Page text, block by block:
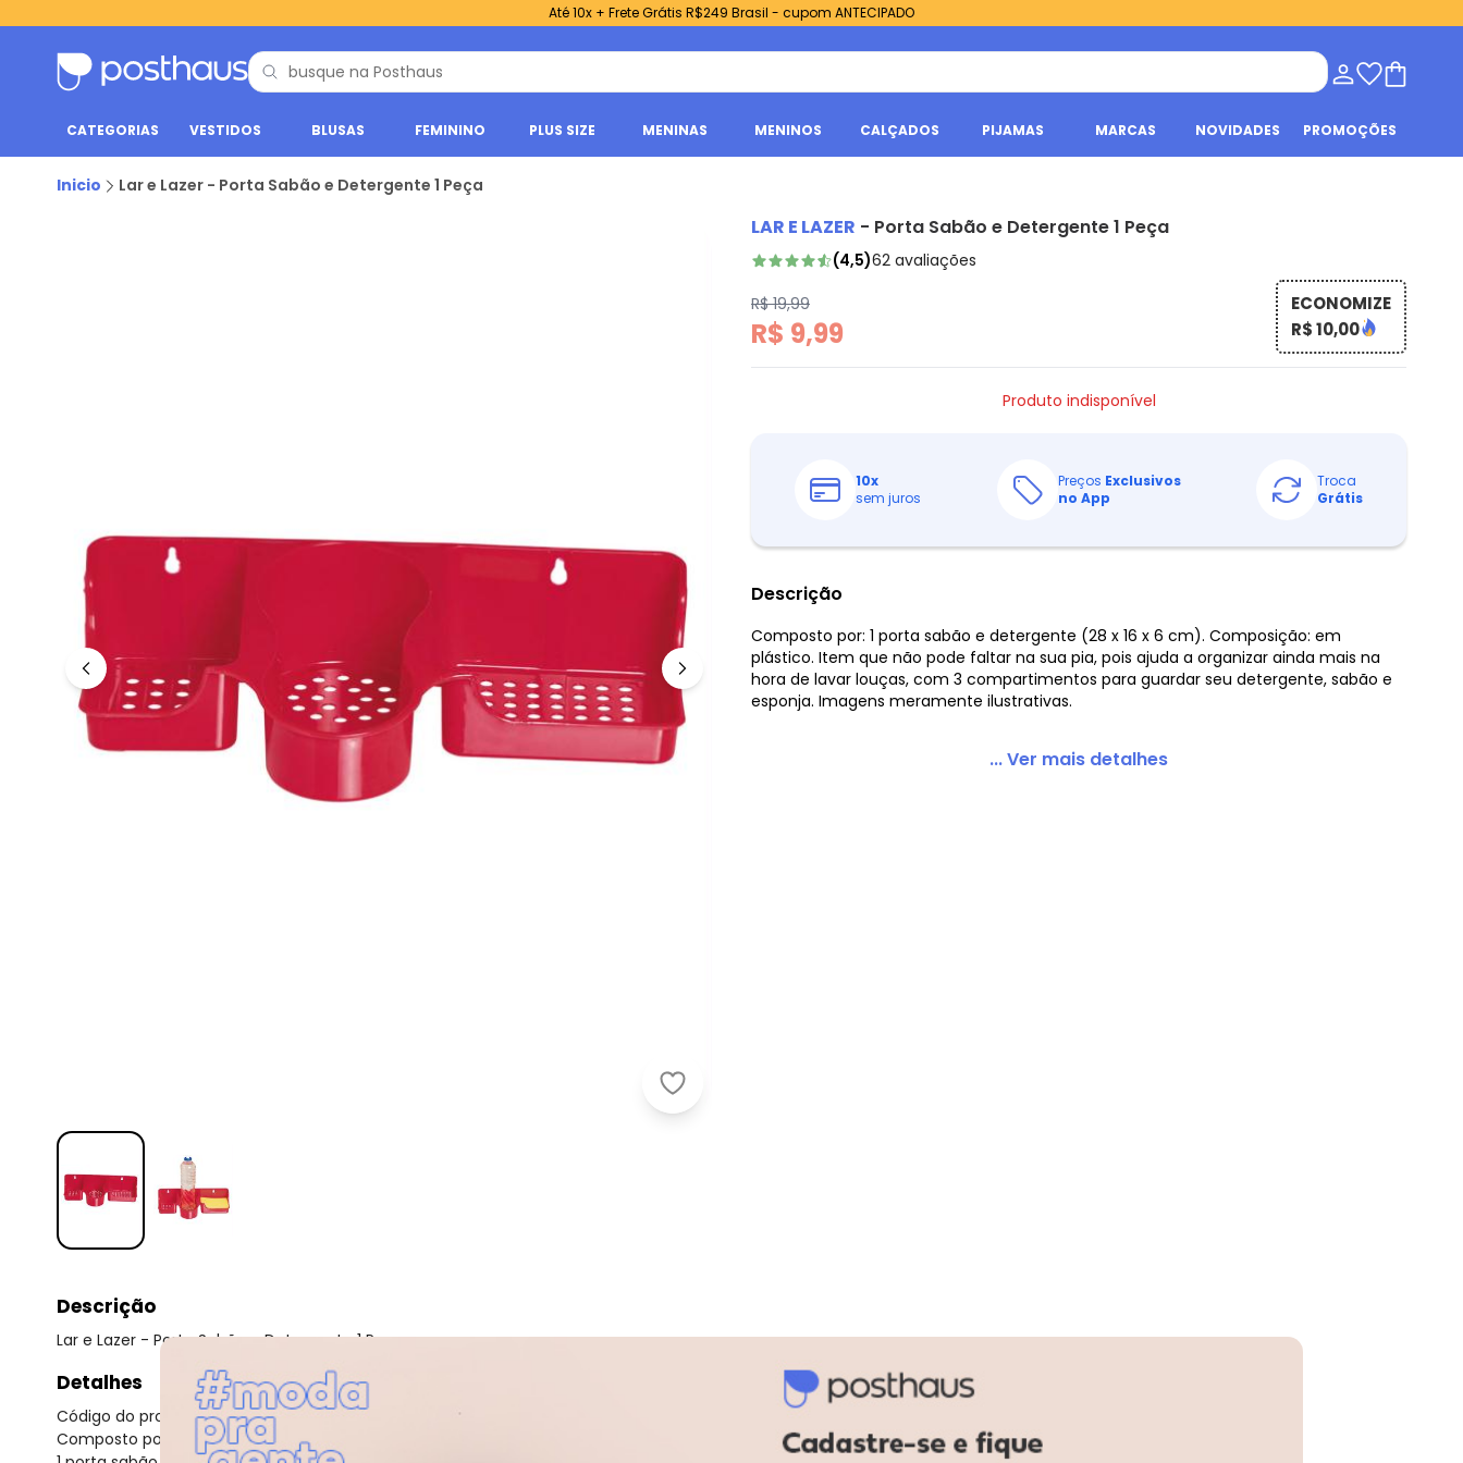
Até 10x + Frete Grátis R$249 Brasil - cupom ANTECIPADO
CATEGORIAS VESTIDOS BLUSAS FEMININO PLUS SIZE MENINAS MENINOS CALÇADOS PIJAMAS MARCAS NOVIDADES PROMOÇÕES
Inicio Lar e Lazer - Porta Sabão e Detergente 1 Peça
Lar e Lazer - Porta Sabão e Detergente 1 Peça
LAR E LAZER - Porta Sabão e Detergente 1 Peça
(4,5)62 avaliações
R$ 19,99
R$ 9,99
ECONOMIZE
R$ 10,00
Produto indisponível
10x
sem juros
Preços Exclusivos
no App
Troca
Grátis
Descrição
Composto por: 1 porta sabão e detergente (28 x 16 x 6 cm). Composição: em
plástico. Item que não pode faltar na sua pia, pois ajuda a organizar ainda mais na
hora de lavar louças, com 3 compartimentos para guardar seu detergente, sabão e
esponja. Imagens meramente ilustrativas.
... Ver mais detalhes
Descrição
Lar e Lazer - Porta Sabão e Detergente 1 Peça
Detalhes
Código do produto: 3218567
Composto por: